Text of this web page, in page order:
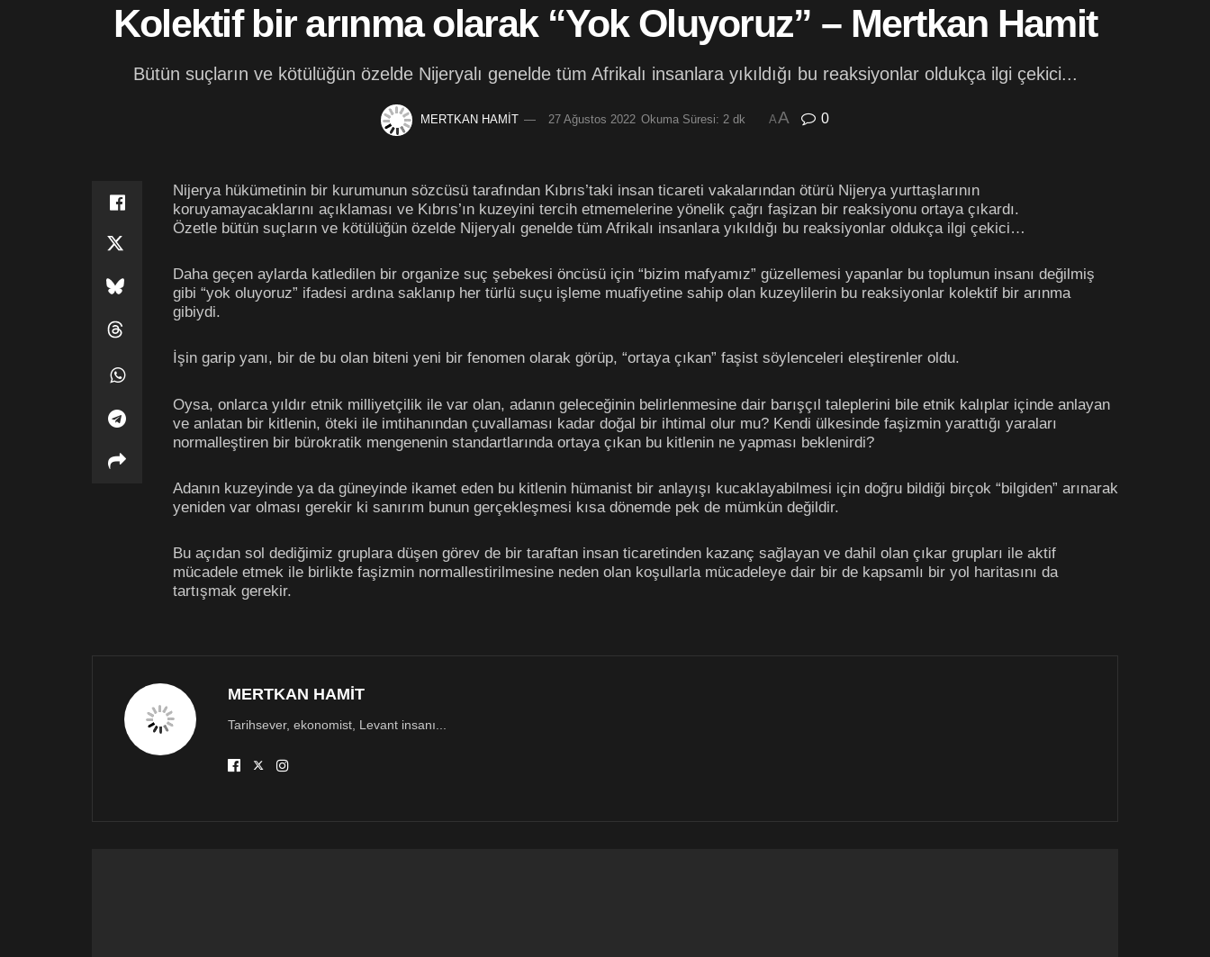
Kolektif bir arınma olarak “Yok Oluyoruz” – Mertkan Hamit
Bütün suçların ve kötülüğün özelde Nijeryalı genelde tüm Afrikalı insanlara yıkıldığı bu reaksiyonlar oldukça ilgi çekici...
MERTKAN HAMİT 27 Ağustos 2022 Okuma Süresi: 2 dk AA 0
Nijerya hükümetinin bir kurumunun sözcüsü tarafından Kıbrıs’taki insan ticareti vakalarından ötürü Nijerya yurttaşlarının
koruyamayacaklarını açıklaması ve Kıbrıs’ın kuzeyini tercih etmemelerine yönelik çağrı faşizan bir reaksiyonu ortaya çıkardı.
Özetle bütün suçların ve kötülüğün özelde Nijeryalı genelde tüm Afrikalı insanlara yıkıldığı bu reaksiyonlar oldukça ilgi çekici…
Daha geçen aylarda katledilen bir organize suç şebekesi öncüsü için “bizim mafyamız” güzellemesi yapanlar bu toplumun insanı değilmiş
gibi “yok oluyoruz” ifadesi ardına saklanıp her türlü suçu işleme muafiyetine sahip olan kuzeylilerin bu reaksiyonlar kolektif bir arınma
gibiydi.
İşin garip yanı, bir de bu olan biteni yeni bir fenomen olarak görüp, “ortaya çıkan” faşist söylenceleri eleştirenler oldu.
Oysa, onlarca yıldır etnik milliyetçilik ile var olan, adanın geleceğinin belirlenmesine dair barışçıl taleplerini bile etnik kalıplar içinde anlayan
ve anlatan bir kitlenin, öteki ile imtihanından çuvallaması kadar doğal bir ihtimal olur mu? Kendi ülkesinde faşizmin yarattığı yaraları
normalleştiren bir bürokratik mengenenin standartlarında ortaya çıkan bu kitlenin ne yapması beklenirdi?
Adanın kuzeyinde ya da güneyinde ikamet eden bu kitlenin hümanist bir anlayışı kucaklayabilmesi için doğru bildiği birçok “bilgiden” arınarak
yeniden var olması gerekir ki sanırım bunun gerçekleşmesi kısa dönemde pek de mümkün değildir.
Bu açıdan sol dediğimiz gruplara düşen görev de bir taraftan insan ticaretinden kazanç sağlayan ve dahil olan çıkar grupları ile aktif
mücadele etmek ile birlikte faşizmin normallestirilmesine neden olan koşullarla mücadeleye dair bir de kapsamlı bir yol haritasını da
tartışmak gerekir.
MERTKAN HAMİT
Tarihsever, ekonomist, Levant insanı...